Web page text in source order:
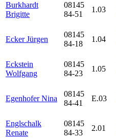
Burkhardt
Brigitte
08145
84-51
1.03
Ecker Jürgen
08145
84-18
1.04
Eckstein
Wolfgang
08145
84-23
1.05
Egenhofer Nina
08145
84-41
E.03
Englschalk
Renate
08145
84-33
2.01